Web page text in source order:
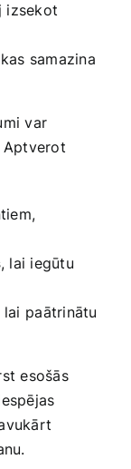
izsekot⁢
samazina
var
Aptverot
, lai iegūtu
lai ⁣paātrinātu‍
​esošās‌